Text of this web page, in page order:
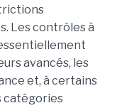
Les contrôles à
avancés, les
et, à certains
catégories